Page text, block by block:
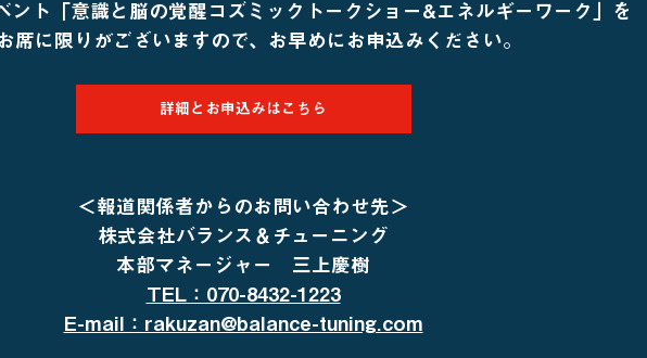
ント「意識と脳の覚醒コズミックトークショー&エネルギーワーク」を
席に限りがございますので、お早めにお申込みください。
詳細とお申込みはこちら
＜報道関係者からのお問い合わせ先＞
株式会社バランス＆チューニング
本部マネージャー　三上慶樹
TEL：070-8432-1223
E-mail：rakuzan@balance-tuning.com